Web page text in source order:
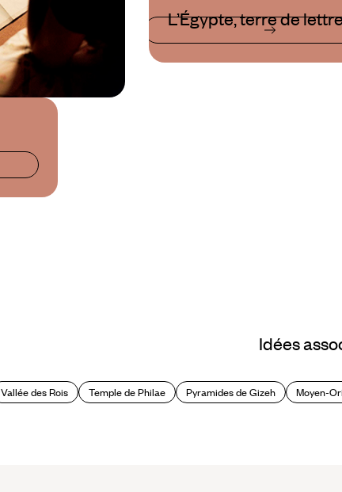
L’Égypte, terre de
Idées
Vallée des Rois Temple de Philae Pyramides de Gizeh Moyen-